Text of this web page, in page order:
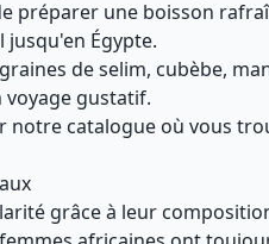
préparer une boisson
Égypte.
de selim, cubèbe,
gustatif.
notrecatalogueoù vous
grâce à leur